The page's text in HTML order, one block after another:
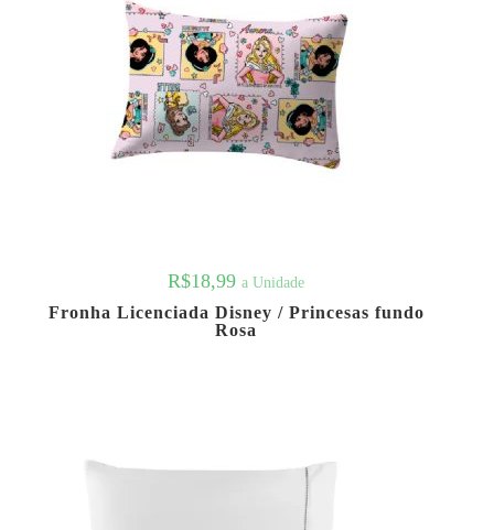
R$18,99 a Unidade
Fronha Licenciada Disney / Princesas fundo
Rosa